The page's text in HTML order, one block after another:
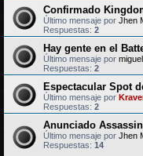
Confirmado
Último mensaje por Jhen
Respuestas: 2
Hay gente en el
Último mensaje por
Respuestas: 2
Espectacular Spot
Último mensaje por
Respuestas: 2
Anunciado
Último mensaje por Jhen
Respuestas: 14